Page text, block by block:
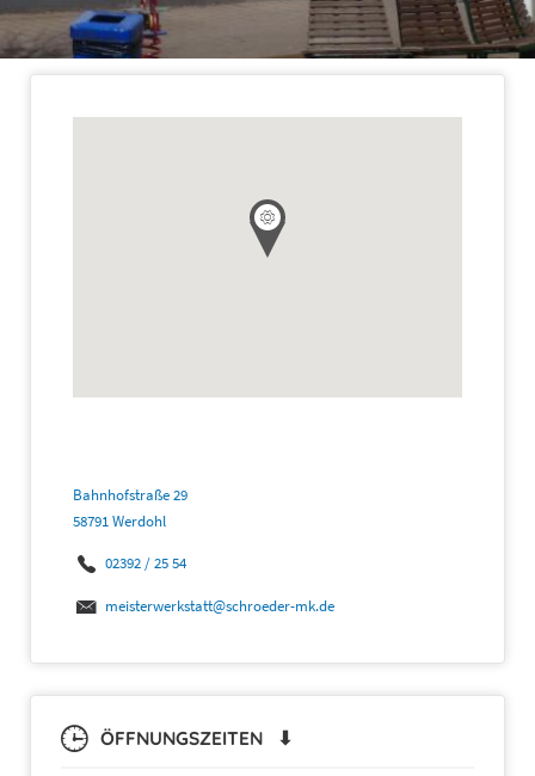
Bahnhofstraße 29
58791 Werdohl
02392 / 25 54
meisterwerkstatt@schroeder-mk.de
ÖFFNUNGSZEITEN ⬇